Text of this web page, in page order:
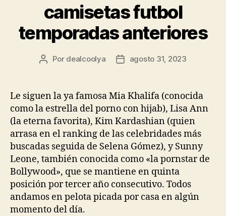
camisetas futbol
temporadas anteriores
Autor
entrada
Por dealcoolya
Fecha
entrada
agosto 31, 2023
Le siguen la ya famosa Mia Khalifa (conocida
como la estrella del porno con hijab), Lisa Ann
(la eterna favorita), Kim Kardashian (quien
arrasa en el ranking de las celebridades más
buscadas seguida de Selena Gómez), y Sunny
Leone, también conocida como «la pornstar de
Bollywood», que se mantiene en quinta
posición por tercer año consecutivo. Todos
andamos en pelota picada por casa en algún
momento del día.